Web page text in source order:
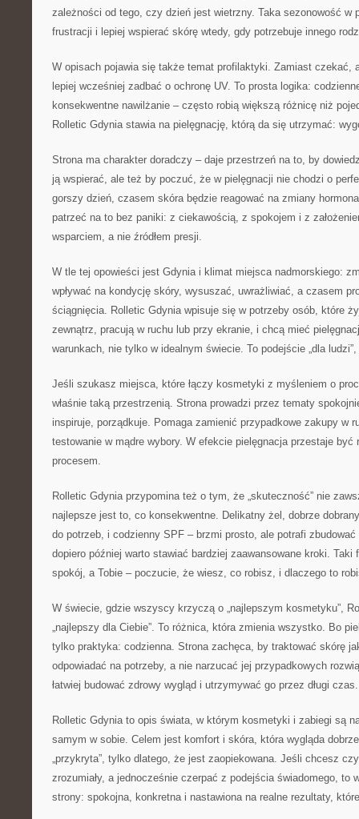
zależności od tego, czy dzień jest wietrzny. Taka sezonowość w
frustracji i lepiej wspierać skórę wtedy, gdy potrzebuje innego
W opisach pojawia się także temat profilaktyki. Zamiast czekać,
lepiej wcześniej zadbać o ochronę UV. To prosta logika:
konsekwentne nawilżanie – często robią większą różnicę niż
Rolletic Gdynia stawia na pielęgnację, którą da się utrzymać:
Strona ma charakter doradczy – daje przestrzeń na to, by
ją wspierać, ale też by poczuć, że w pielęgnacji nie chodzi o
gorszy dzień, czasem skóra będzie reagować na zmiany
patrzeć na to bez paniki: z ciekawością, z spokojem i z
wsparciem, a nie źródłem presji.
W tle tej opowieści jest Gdynia i klimat miejsca nadmorskiego:
wpływać na kondycję skóry, wysuszać, uwrażliwiać, a czasem
ściągnięcia. Rolletic Gdynia wpisuje się w potrzeby osób, które
zewnątrz, pracują w ruchu lub przy ekranie, i chcą mieć
warunkach, nie tylko w idealnym świecie. To podejście „dla ludzi”,
Jeśli szukasz miejsca, które łączy kosmetyki z myśleniem o
właśnie taką przestrzenią. Strona prowadzi przez tematy
inspiruje, porządkuje. Pomaga zamienić przypadkowe zakupy w
testowanie w mądre wybory. W efekcie pielęgnacja przestaje być
procesem.
Rolletic Gdynia przypomina też o tym, że „skuteczność” nie
najlepsze jest to, co konsekwentne. Delikatny żel, dobrze
do potrzeb, i codzienny SPF – brzmi prosto, ale potrafi
dopiero później warto stawiać bardziej zaawansowane kroki. Taki
spokój, a Tobie – poczucie, że wiesz, co robisz, i dlaczego to
W świecie, gdzie wszyscy krzyczą o „najlepszym kosmetyku”,
„najlepszy dla Ciebie”. To różnica, która zmienia wszystko. Bo
tylko praktyka: codzienna. Strona zachęca, by traktować skórę
odpowiadać na potrzeby, a nie narzucać jej przypadkowych
łatwiej budować zdrowy wygląd i utrzymywać go przez długi czas.
Rolletic Gdynia to opis świata, w którym kosmetyki i zabiegi są
samym w sobie. Celem jest komfort i skóra, która wygląda
„przykryta”, tylko dlatego, że jest zaopiekowana. Jeśli chcesz
zrozumiały, a jednocześnie czerpać z podejścia świadomego, to
strony: spokojna, konkretna i nastawiona na realne rezultaty,